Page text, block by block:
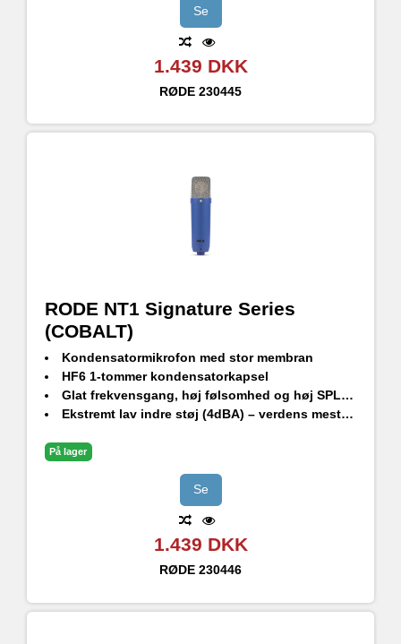
Se
1.439 DKK
RØDE 230445
RODE NT1 Signature Series
(COBALT)
Kondensatormikrofon med stor membran
HF6 1-tommer kondensatorkapsel
Glat frekvensgang, høj følsomhed og høj SPL-håndtering
Ekstremt lav indre støj (4dBA) – verdens mest støjsvage studiekondensatormikrofon
Stødbeslag i studiekvalitet, popfilter og premium XLR-kabel medfølger
På lager
Se
1.439 DKK
RØDE 230446